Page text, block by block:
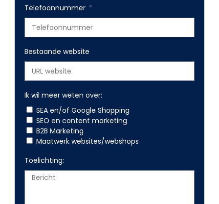
Telefoonnummer
Bestaande website
Ik wil meer weten over:
SEA en/of Google Shopping
SEO en content marketing
B2B Marketing
Maatwerk websites/webshops
Toelichting: